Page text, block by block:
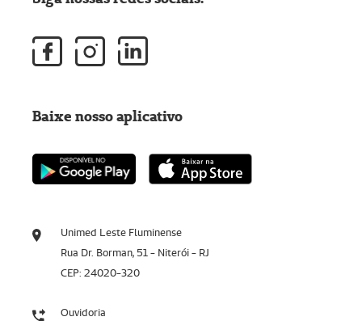
Unimed Leste Fluminense
Rua Dr. Borman, 51 - Niterói - RJ
CEP: 24020-320
Ouvidoria
Baixe nosso aplicativo